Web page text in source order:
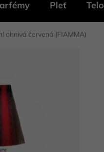
Pleť Telo
ohnivá červená (FIAMMA)